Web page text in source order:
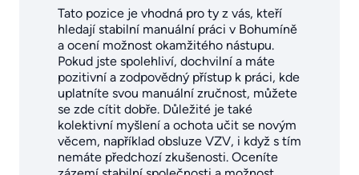
Tato pozice je vhodná pro ty z vás, kteří
hledají stabilní manuální práci v Bohumíně
a ocení možnost okamžitého nástupu.
Pokud jste spolehliví, dochvilní a máte
pozitivní a zodpovědný přístup k práci, kde
uplatníte svou manuální zručnost, můžete
se zde cítit dobře. Důležité je také
kolektivní myšlení a ochota učit se novým
věcem, například obsluze VZV, i když s tím
nemáte předchozí zkušenosti. Oceníte